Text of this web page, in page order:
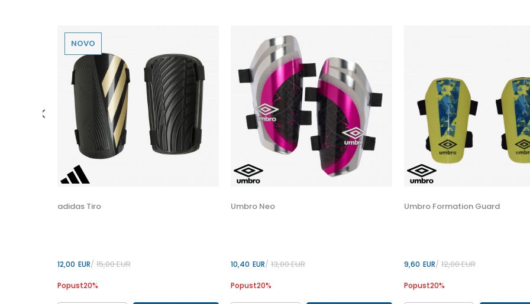
NOVO
adidas Tiro
12,00 EUR 15,00EUR
Popust20%
Umbro Neo
10,40 EUR 13,00EUR
Popust20%
Umbro Formation Guard
9,60 EUR 12,00EUR
Popust20%